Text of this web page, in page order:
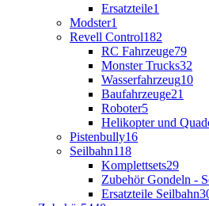
Ersatzteile1
Modster1
Revell Control182
RC Fahrzeuge79
Monster Trucks32
Wasserfahrzeug10
Baufahrzeuge21
Roboter5
Helikopter und
Pistenbully16
Seilbahn118
Komplettsets29
Zubehör Gondeln -
Ersatzteile Seilbahn